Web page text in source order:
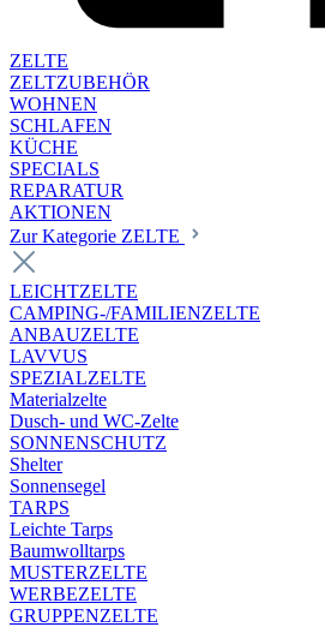
ZELTE
ZELTZUBEHÖR
WOHNEN
SCHLAFEN
KÜCHE
SPECIALS
REPARATUR
AKTIONEN
Zur Kategorie ZELTE
LEICHTZELTE
CAMPING-/FAMILIENZELTE
ANBAUZELTE
LAVVUS
SPEZIALZELTE
Materialzelte
Dusch- und WC-Zelte
SONNENSCHUTZ
Shelter
Sonnensegel
TARPS
Leichte Tarps
Baumwolltarps
MUSTERZELTE
WERBEZELTE
GRUPPENZELTE